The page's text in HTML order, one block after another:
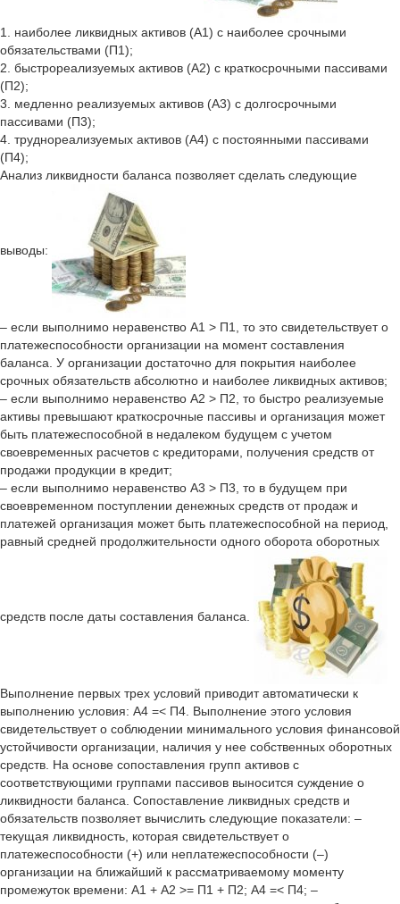
1. наиболее ликвидных активов (А1) с наиболее срочными
обязательствами (П1);
2. быстрореализуемых активов (А2) с краткосрочными пассивами
(П2);
3. медленно реализуемых активов (А3) с долгосрочными
пассивами (П3);
4. труднореализуемых активов (А4) с постоянными пассивами
(П4);
Анализ ликвидности баланса позволяет сделать следующие
выводы:
– если выполнимо неравенство А1 > П1, то это свидетельствует о
платежеспособности организации на момент составления
баланса. У организации достаточно для покрытия наиболее
срочных обязательств абсолютно и наиболее ликвидных активов;
– если выполнимо неравенство А2 > П2, то быстро реализуемые
активы превышают краткосрочные пассивы и организация может
быть платежеспособной в недалеком будущем с учетом
своевременных расчетов с кредиторами, получения средств от
продажи продукции в кредит;
– если выполнимо неравенство А3 > П3, то в будущем при
своевременном поступлении денежных средств от продаж и
платежей организация может быть платежеспособной на период,
равный средней продолжительности одного оборота оборотных
средств после даты составления баланса.
Выполнение первых трех условий приводит автоматически к
выполнению условия: A4 =< П4. Выполнение этого условия
свидетельствует о соблюдении минимального условия финансовой
устойчивости организации, наличия у нее собственных оборотных
средств. На основе сопоставления групп активов с
соответствующими группами пассивов выносится суждение о
ликвидности баланса. Сопоставление ликвидных средств и
обязательств позволяет вычислить следующие показатели: –
текущая ликвидность, которая свидетельствует о
платежеспособности (+) или неплатежеспособности (–)
организации на ближайший к рассматриваемому моменту
промежуток времени: А1 + А2 >= П1 + П2; А4 =< П4; –